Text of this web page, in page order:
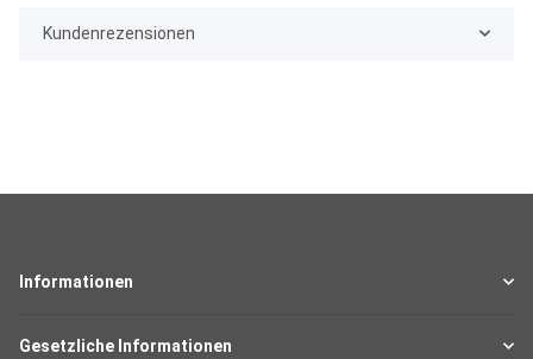
Kundenrezensionen
Informationen
Gesetzliche Informationen